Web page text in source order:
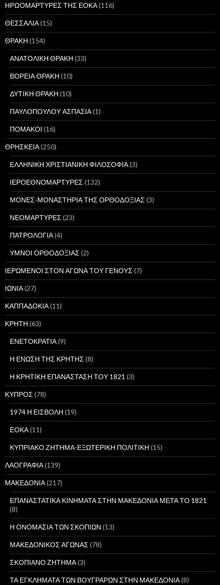
ΗΡΩΟΜΑΡΤΥΡΕΣ ΤΗΣ ΕΟΚΑ(116)
ΘΕΣΣΑΛΙΑ(15)
ΘΡΑΚΗ (154)
ΑΝΑΤΟΛΙΚΗ ΘΡΑΚΗ (33)
ΒΟΡΕΙΑ ΘΡΑΚΗ (10)
ΔΥΤΙΚΗ ΘΡΑΚΗ (10)
ΠΑΥΛΟΠΟΥΛΟΥ ΑΣΠΑΣΙΑ(1)
ΠΟΜΑΚΟΙ (16)
ΘΡΗΣΚΕΙΑ(250)
ΕΛΛΗΝΙΚΗ ΧΡΙΣΤΙΑΝΙΚΗ ΦΙΛΟΣΟΦΙΑ(3)
ΙΕΡΟΕΘΝΟΜΑΡΤΥΡΕΣ (132)
ΜΟΝΕΣ-ΜΟΝΑΣΤΗΡΙΑ ΤΗΣ ΟΡΘΟΔΟΞΙΑΣ (3)
ΝΕΟΜΑΡΤΥΡΕΣ (23)
ΠΑΤΡΟΛΟΓΙΑ(4)
ΥΜΝΟΙ ΟΡΘΟΔΟΞΙΑΣ (2)
ΙΕΡΩΜΕΝΟΙ ΣΤΟΝ ΑΓΩΝΑ ΤΟΥ ΓΕΝΟΥΣ (7)
ΙΩΝΙΑ(27)
ΚΑΠΠΑΔΟΚΙΑ(11)
ΚΡΗΤΗ (63)
ΕΝΕΤΟΚΡΑΤΙΑ(9)
Η ΕΝΩΣΗ ΤΗΣ ΚΡΗΤΗΣ (8)
Η ΚΡΗΤΙΚΗ ΕΠΑΝΑΣΤΑΣΗ ΤΟΥ 1821 (3)
ΚΥΠΡΟΣ (78)
1974 Η ΕΙΣΒΟΛΗ (19)
ΕΟΚΑ(11)
ΚΥΠΡΙΑΚΟ ΖΗΤΗΜΑ-ΕΞΩΤΕΡΙΚΗ ΠΟΛΙΤΙΚΗ (15)
ΛΑΟΓΡΑΦΙΑ(139)
ΜΑΚΕΔΟΝΙΑ(217)
ΕΠΑΝΑΣΤΑΤΙΚΑ ΚΙΝΗΜΑΤΑ ΣΤΗΝ ΜΑΚΕΔΟΝΙΑ ΜΕΤΑ ΤΟ 1821
(8)
Η ΟΝΟΜΑΣΙΑ ΤΩΝ ΣΚΟΠΙΩΝ (13)
ΜΑΚΕΔΟΝΙΚΟΣ ΑΓΩΝΑΣ (78)
ΣΚΟΠΙΑΝΟ ΖΗΤΗΜΑ(3)
ΤΑ ΕΓΚΛΗΜΑΤΑ ΤΩΝ ΒΟΥΓΡΑΡΩΝ ΣΤΗΝ ΜΑΚΕΔΟΝΙΑ(8)